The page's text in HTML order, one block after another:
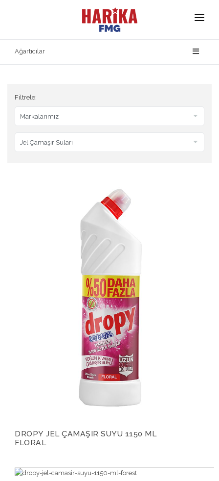
Anasayfa
Ürün Güvenliği
İletişim
Ağartıcılar
Filtrele:
DROPY JEL ÇAMAŞIR SUYU 1150 ML
FLORAL